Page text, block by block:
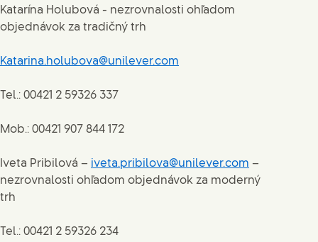
Katarína Holubová - nezrovnalosti ohľadom
objednávok za tradičný trh
Katarina.holubova@unilever.com
Tel.: 00421 2 59326 337
Mob.: 00421 907 844 172
Iveta Pribilová – iveta.pribilova@unilever.com –
nezrovnalosti ohľadom objednávok za moderný
trh
Tel.: 00421 2 59326 234